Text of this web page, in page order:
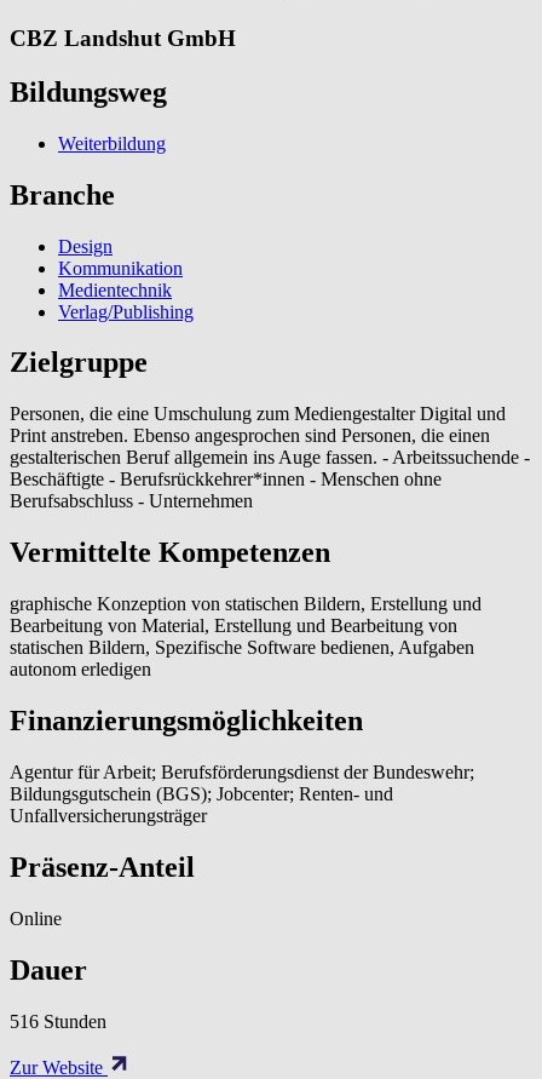
CBZ Landshut GmbH
Bildungsweg
Weiterbildung
Branche
Design
Kommunikation
Medientechnik
Verlag/Publishing
Zielgruppe
Personen, die eine Umschulung zum Mediengestalter Digital und
Print anstreben. Ebenso angesprochen sind Personen, die einen
gestalterischen Beruf allgemein ins Auge fassen. - Arbeitssuchende -
Beschäftigte - Berufsrückkehrer*innen - Menschen ohne
Berufsabschluss - Unternehmen
Vermittelte Kompetenzen
graphische Konzeption von statischen Bildern, Erstellung und
Bearbeitung von Material, Erstellung und Bearbeitung von
statischen Bildern, Spezifische Software bedienen, Aufgaben
autonom erledigen
Finanzierungsmöglichkeiten
Agentur für Arbeit; Berufsförderungsdienst der Bundeswehr;
Bildungsgutschein (BGS); Jobcenter; Renten- und
Unfallversicherungsträger
Präsenz-Anteil
Online
Dauer
516 Stunden
Zur Website